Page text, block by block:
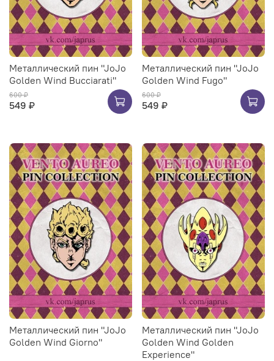
Металлический пин "JoJo
Golden Wind Bucciarati"
600 ₽
549 ₽
Металлический пин "JoJo
Golden Wind Fugo"
600 ₽
549 ₽
Металлический пин "JoJo
Golden Wind Giorno"
Металлический пин "JoJo
Golden Wind Golden
Experience"